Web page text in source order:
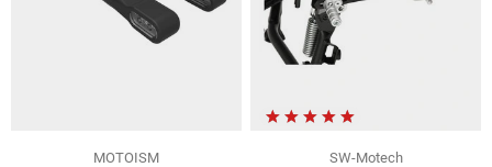
MOTOISM
SW-Motech